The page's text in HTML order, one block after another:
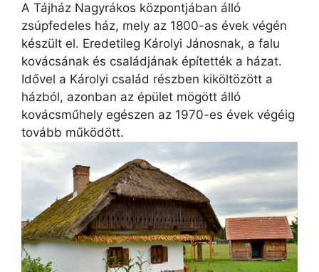
A Tájház Nagyrákos központjában álló
zsúpfedeles ház, mely az 1800-as évek végén
készült el. Eredetileg Károlyi Jánosnak, a falu
kovácsának és családjának építették a házat.
Idővel a Károlyi család részben kiköltözött a
házból, azonban az épület mögött álló
kovácsműhely egészen az 1970-es évek végéig
tovább működött.